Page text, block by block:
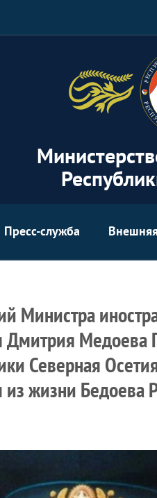
Пресс-служба
Министра
Медоева
Северная
жизни Бедоева